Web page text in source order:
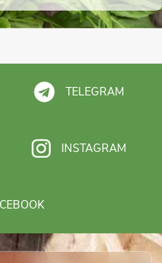
TELEGRAM
INSTAGRAM